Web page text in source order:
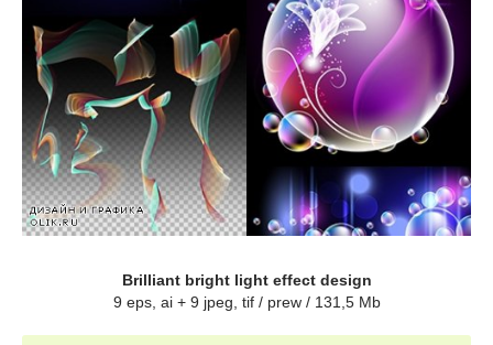
Brilliant bright light effect design
9 eps, ai + 9 jpeg, tif / prew / 131,5 Mb